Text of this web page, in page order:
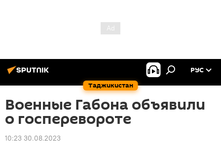
Таджикистан
РУС
Военные Габона объявили
о госперевороте
10:23 30.08.2023